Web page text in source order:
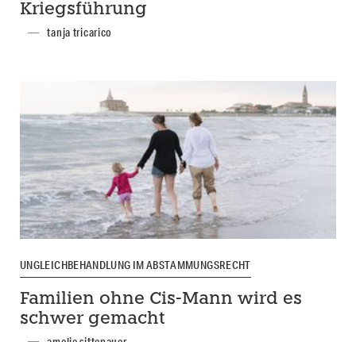
Kriegsführung
tanja tricarico
UNGLEICHBEHANDLUNG IM ABSTAMMUNGSRECHT
Familien ohne Cis-Mann wird es
schwer gemacht